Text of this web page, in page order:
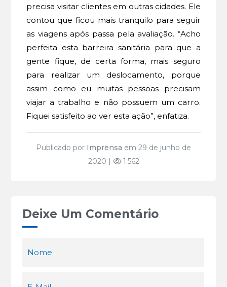
precisa visitar clientes em outras cidades. Ele
contou que ficou mais tranquilo para seguir
as viagens após passa pela avaliação. “Acho
perfeita esta barreira sanitária para que a
gente fique, de certa forma, mais seguro
para realizar um deslocamento, porque
assim como eu muitas pessoas precisam
viajar a trabalho e não possuem um carro.
Fiquei satisfeito ao ver esta ação”, enfatiza.
Publicado por Imprensa em 29 de junho de
2020 |
1.562
Deixe Um Comentário